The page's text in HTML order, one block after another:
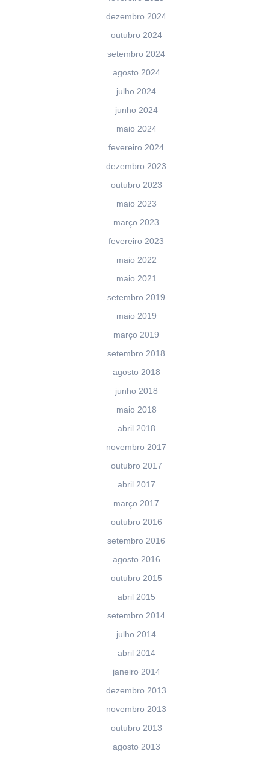
dezembro 2024
outubro 2024
setembro 2024
agosto 2024
julho 2024
junho 2024
maio 2024
fevereiro 2024
dezembro 2023
outubro 2023
maio 2023
março 2023
fevereiro 2023
maio 2022
maio 2021
setembro 2019
maio 2019
março 2019
setembro 2018
agosto 2018
junho 2018
maio 2018
abril 2018
novembro 2017
outubro 2017
abril 2017
março 2017
outubro 2016
setembro 2016
agosto 2016
outubro 2015
abril 2015
setembro 2014
julho 2014
abril 2014
janeiro 2014
dezembro 2013
novembro 2013
outubro 2013
agosto 2013